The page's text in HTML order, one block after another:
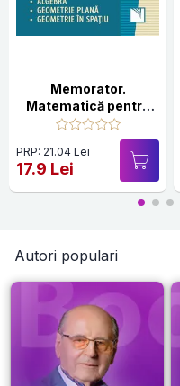
Memorator.
Matematică pentru
clasele 5-8. Algebră.
Geometrie plană.
Geometrie în spaţiu
PRP: 21.04 Lei
17.9 Lei
Autori populari